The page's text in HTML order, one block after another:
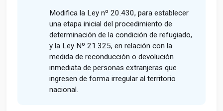
Modifica la Ley nº 20.430, para establecer
una etapa inicial del procedimiento de
determinación de la condición de refugiado,
y la Ley Nº 21.325, en relación con la
medida de reconducción o devolución
inmediata de personas extranjeras que
ingresen de forma irregular al territorio
nacional.